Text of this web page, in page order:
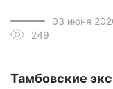
03 июня
249
Тамбовские